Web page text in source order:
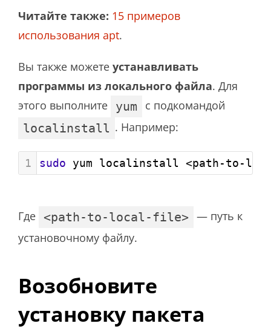
Читайте также: 15 примеров
использования apt.
Вы также можете устанавливать
программы из локального файла. Для
этого выполните yum
с подкомандой
localinstall . Например:
1 sudo yum localinstall <path-to-
Где <path-to-local-file> — путь к
установочному файлу.
Возобновите
установку пакета